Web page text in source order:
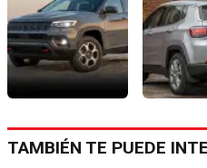
TAMBIÉN TE PUEDE